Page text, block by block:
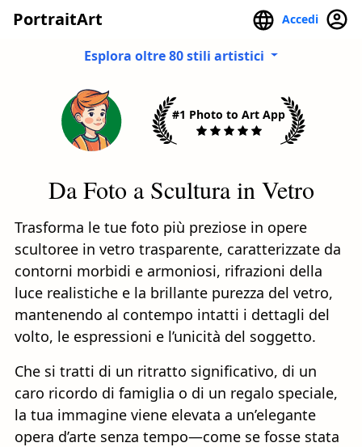
PortraitArt Accedi
Esplora oltre 80 stili artistici
#1 Photo to Art App
Da Foto a Scultura in Vetro
Trasforma le tue foto più preziose in opere
scultoree in vetro trasparente, caratterizzate da
contorni morbidi e armoniosi, rifrazioni della
luce realistiche e la brillante purezza del vetro,
mantenendo al contempo intatti i dettagli del
volto, le espressioni e l’unicità del soggetto.
Che si tratti di un ritratto significativo, di un
caro ricordo di famiglia o di un regalo speciale,
la tua immagine viene elevata a un’elegante
opera d’arte senza tempo—come se fosse stata